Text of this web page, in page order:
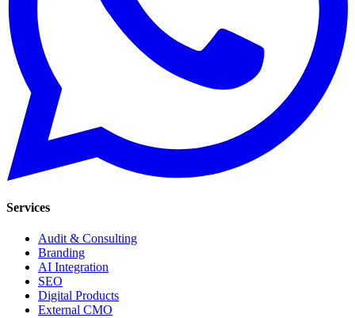
Services
Audit & Consulting
Branding
AI Integration
SEO
Digital Products
External CMO